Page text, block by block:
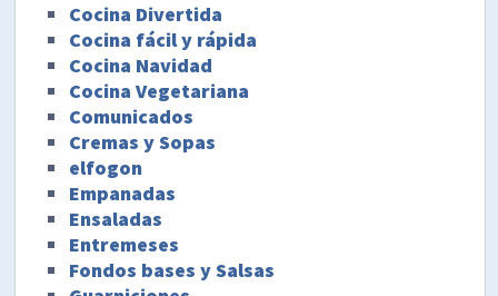
Cocina Divertida
Cocina fácil y rápida
Cocina Navidad
Cocina Vegetariana
Comunicados
Cremas y Sopas
elfogon
Empanadas
Ensaladas
Entremeses
Fondos bases y Salsas